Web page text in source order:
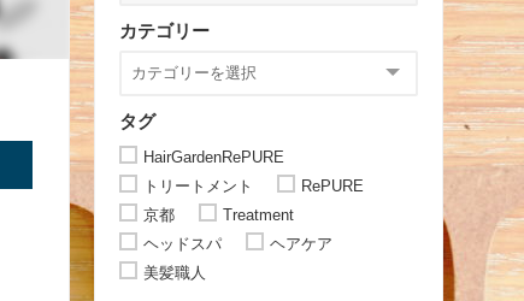
カテゴリー
タグ
HairGardenRePURE
トリートメント
RePURE
京都
Treatment
ヘッドスパ
ヘアケア
美髪職人